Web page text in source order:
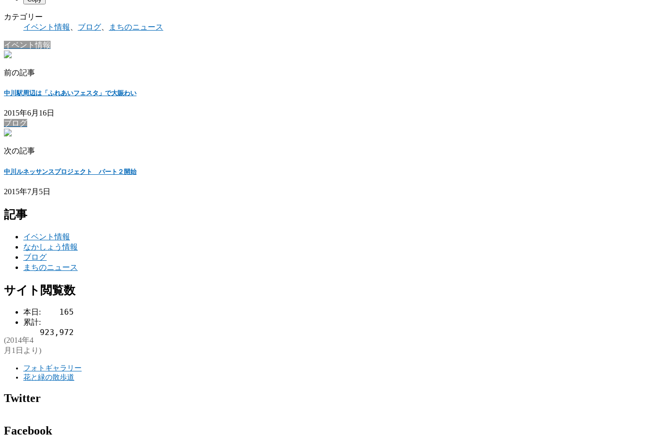
カテゴリー
イベント情報
ブログ まちのニュース
イベント情報
前の記事
中川駅周辺は「ふれあいフェスタ」で大賑わい
2015年6月16日
ブログ
次の記事
中川ルネッサンスプロジェクト パート２開始
2015年7月5日
記事
イベント情報
なかしょう情報
ブログ
まちのニュース
サイト閲覧数
本日: 165
累計:
923,972
(2014年4
月1日より)
フォトギャラリー
花と緑の散歩道
Twitter
Facebook